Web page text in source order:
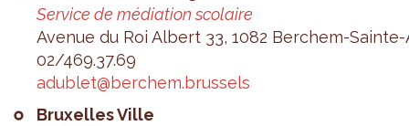
Ser­vice de média­tion sco­laire
Ave­nue du Roi Albert 33, 1082 Ber­chem-
02/469.37.69
adu­blet@​berchem.​brussels
Bruxelles Ville